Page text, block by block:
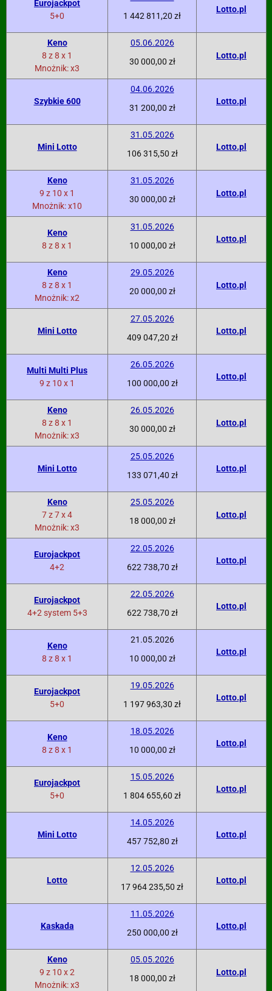
Eurojackpot
5+0
1 442 811,20 zł
Lotto.pl
Keno
8 z 8 x 1
Mnożnik: x3
05.06.2026
30 000,00 zł
Lotto.pl
Szybkie 600
04.06.2026
31 200,00 zł
Lotto.pl
Mini Lotto
31.05.2026
106 315,50 zł
Lotto.pl
Keno
9 z 10 x 1
Mnożnik: x10
31.05.2026
30 000,00 zł
Lotto.pl
Keno
8 z 8 x 1
31.05.2026
10 000,00 zł
Lotto.pl
Keno
8 z 8 x 1
Mnożnik: x2
29.05.2026
20 000,00 zł
Lotto.pl
Mini Lotto
27.05.2026
409 047,20 zł
Lotto.pl
Multi Multi Plus
9 z 10 x 1
26.05.2026
100 000,00 zł
Lotto.pl
Keno
8 z 8 x 1
Mnożnik: x3
26.05.2026
30 000,00 zł
Lotto.pl
Mini Lotto
25.05.2026
133 071,40 zł
Lotto.pl
Keno
7 z 7 x 4
Mnożnik: x3
25.05.2026
18 000,00 zł
Lotto.pl
Eurojackpot
4+2
22.05.2026
622 738,70 zł
Lotto.pl
Eurojackpot
4+2 system 5+3
22.05.2026
622 738,70 zł
Lotto.pl
Keno
8 z 8 x 1
21.05.2026
10 000,00 zł
Lotto.pl
Eurojackpot
5+0
19.05.2026
1 197 963,30 zł
Lotto.pl
Keno
8 z 8 x 1
18.05.2026
10 000,00 zł
Lotto.pl
Eurojackpot
5+0
15.05.2026
1 804 655,60 zł
Lotto.pl
Mini Lotto
14.05.2026
457 752,80 zł
Lotto.pl
Lotto
12.05.2026
17 964 235,50 zł
Lotto.pl
Kaskada
11.05.2026
250 000,00 zł
Lotto.pl
Keno
9 z 10 x 2
Mnożnik: x3
05.05.2026
18 000,00 zł
Lotto.pl